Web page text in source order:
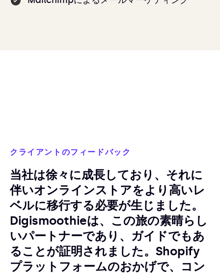
クライアントのフィードバック
当社は徐々に成長しており、それに
伴いオンラインストアをより高いレ
ベルに移行する必要が生じました。
Digismoothieは、この旅の素晴らし
いパートナーであり、ガイドでもあ
ることが証明されました。Shopify
プラットフォームのおかげで、コン